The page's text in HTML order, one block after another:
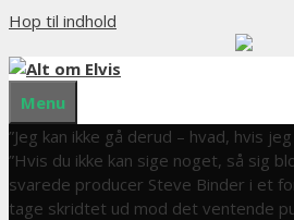
Hop til indhold
Menu
”Jeg kan ikke gå derud – hvad, hvis
”Hvis du ikke kan sige noget, så sig
svarede producer Steve Binder i et
tage skridtet ud mod det ventende